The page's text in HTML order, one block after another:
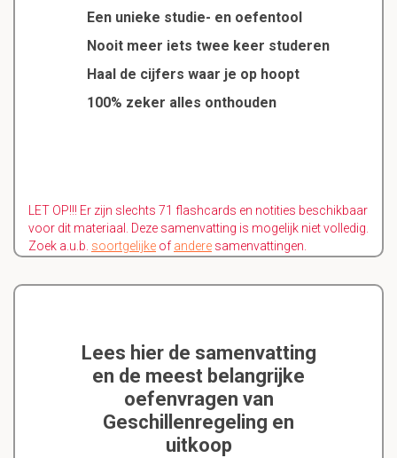
Een unieke studie- en oefentool
Nooit meer iets twee keer studeren
Haal de cijfers waar je op hoopt
100% zeker alles onthouden
LET OP!!! Er zijn slechts 71 flashcards en notities beschikbaar
voor dit materiaal. Deze samenvatting is mogelijk niet volledig.
Zoek a.u.b. soortgelijke of andere samenvattingen.
Lees hier de samenvatting
en de meest belangrijke
oefenvragen van
Geschillenregeling en
uitkoop